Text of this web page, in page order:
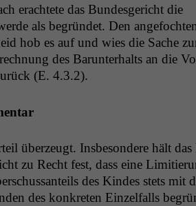
erachtete das Bun­des­gericht die
als begrün­det. Den
hob es auf und wies die Sache
des Barun­ter­halts an die
(E. 4.3.2).
überzeugt. Ins­beson­dere hält
zu Recht fest, dass eine
des Kindes stets mit
des konkreten Einzelfalls